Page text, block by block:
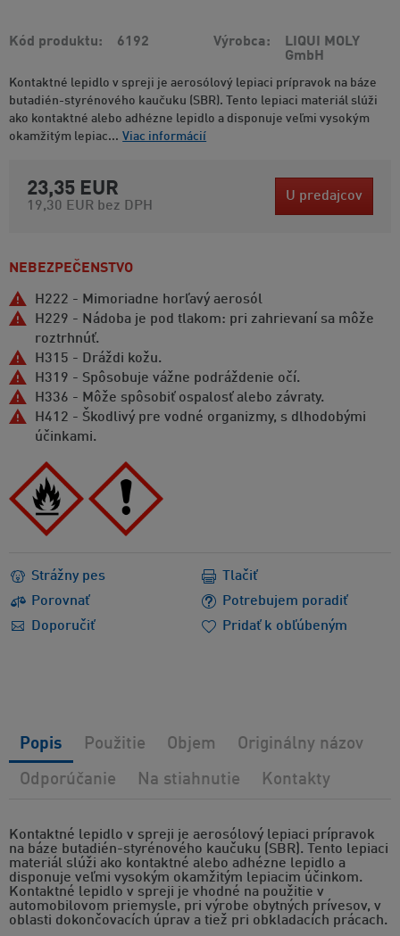
Kód produktu 6192 Výrobca
LIQUI MOLY
GmbH
Kontaktné lepidlo v spreji je aerosólový lepiaci prípravok na báze
butadién-styrénového kaučuku (SBR). Tento lepiaci materiál slúži
ako kontaktné alebo adhézne lepidlo a disponuje veľmi vysokým
okamžitým lepiac... Viac informácií
23,35 EUR
19,30 EUR bez DPH
U predajcov
H222 - Mimoriadne horľavý aerosól
H229 - Nádoba je pod tlakom: pri zahrievaní sa môže
roztrhnúť.
H315 - Dráždi kožu.
H319 - Spôsobuje vážne podráždenie očí.
H336 - Môže spôsobiť ospalosť alebo závraty.
H412 - Škodlivý pre vodné organizmy, s dlhodobými
účinkami.
NEBEZPEČENSTVO
Strážny pes
Porovnať
Potrebujem poradiť
Doporučiť
Tlačiť
Pridať k obľúbeným
Kontaktné lepidlo v spreji je aerosólový lepiaci prípravok
na báze butadién-styrénového kaučuku (SBR). Tento lepiaci
materiál slúži ako kontaktné alebo adhézne lepidlo a
disponuje veľmi vysokým okamžitým lepiacim účinkom.
Kontaktné lepidlo v spreji je vhodné na použitie v
automobilovom priemysle, pri výrobe obytných prívesov, v
oblasti dokončovacích úprav a tiež pri obkladacích prácach.
Popis Použitie Objem Originálny názov
Odporúčanie Na stiahnutie Kontakty